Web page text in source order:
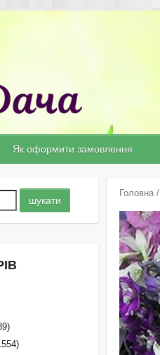
Як оформити замовлення
Головна/